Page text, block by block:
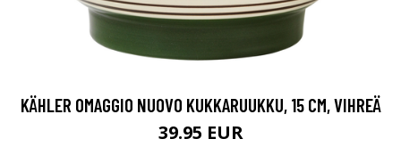
KÄHLER OMAGGIO NUOVO KUKKARUUKKU, 15 CM, VIHREÄ
39.95 EUR